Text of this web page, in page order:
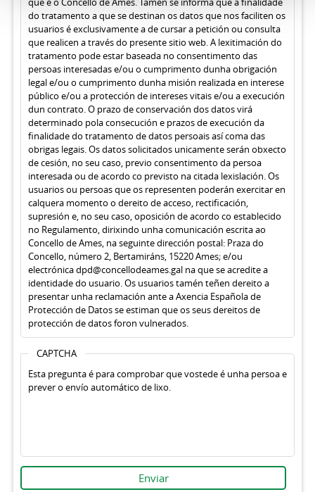
que é o Concello de Ames. Tamén se informa que a finalidade
do tratamento a que se destinan os datos que nos faciliten os
usuarios é exclusivamente a de cursar a petición ou consulta
que realicen a través do presente sitio web. A lexitimación do
tratamento pode estar baseada no consentimento das
persoas interesadas e/ou o cumprimento dunha obrigación
legal e/ou o cumprimento dunha misión realizada en interese
público e/ou a protección de intereses vitais e/ou a execución
dun contrato. O prazo de conservación dos datos virá
determinado pola consecución e prazos de execución da
finalidade do tratamento de datos persoais así coma das
obrigas legais. Os datos solicitados unicamente serán obxecto
de cesión, no seu caso, previo consentimento da persoa
interesada ou de acordo co previsto na citada lexislación. Os
usuarios ou persoas que os representen poderán exercitar en
calquera momento o dereito de acceso, rectificación,
supresión e, no seu caso, oposición de acordo co establecido
no Regulamento, dirixindo unha comunicación escrita ao
Concello de Ames, na seguinte dirección postal: Praza do
Concello, número 2, Bertamiráns, 15220 Ames; e/ou
electrónica dpd@concellodeames.gal na que se acredite a
identidade do usuario. Os usuarios tamén teñen dereito a
presentar unha reclamación ante a Axencia Española de
Protección de Datos se estiman que os seus dereitos de
protección de datos foron vulnerados.
CAPTCHA
Esta pregunta é para comprobar que vostede é unha persoa e
prever o envío automático de lixo.